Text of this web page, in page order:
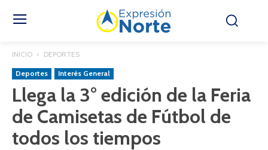
INICIO DEPORTES
Deportes Interés General
Llega la 3° edición de la Feria
de Camisetas de Fútbol de
todos los tiempos